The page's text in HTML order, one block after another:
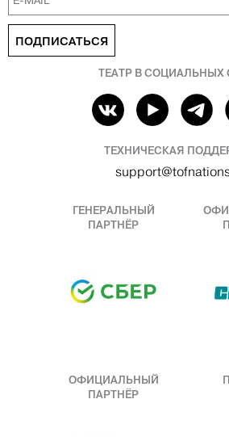
ПОДПИСАТЬСЯ
ТЕАТР В СОЦИАЛЬНЫХ
ТЕХНИЧЕСКАЯ
ГЕНЕРАЛЬНЫЙ
ПАРТНЁР
ОФИЦИАЛЬНЫЙ
ПАРТНЁР